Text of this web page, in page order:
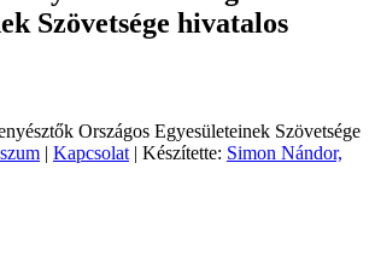
Szövetsége hivatalos
Országos Egyesületeinek Szövetsége
| Kapcsolat | Készítette: Simon Nándor,